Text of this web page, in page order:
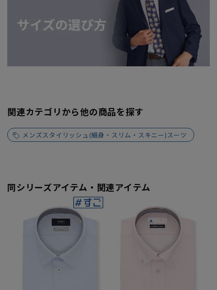
関連カテゴリから他の商品を探す
メンズスタイリッシュ(細身・スリム・スキニー)スーツ
同シリーズアイテム・関連アイテム